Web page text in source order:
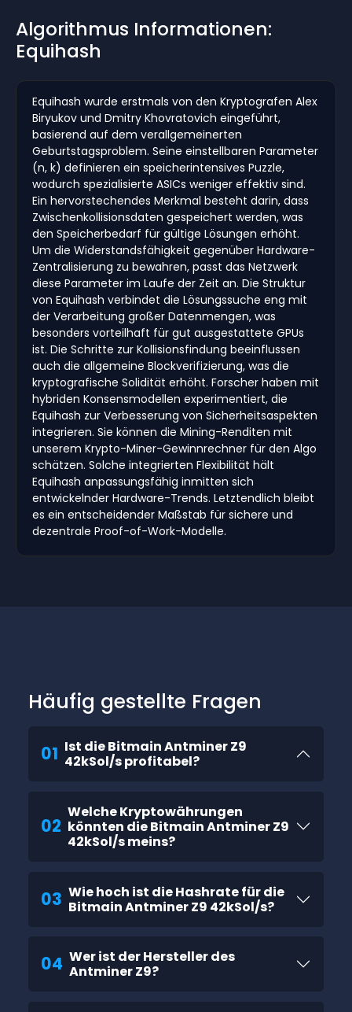
Algorithmus Informationen:
Equihash
Equihash wurde erstmals von den Kryptografen Alex
Biryukov und Dmitry Khovratovich eingeführt,
basierend auf dem verallgemeinerten
Geburtstagsproblem. Seine einstellbaren Parameter
(n, k) definieren ein speicherintensives Puzzle,
wodurch spezialisierte ASICs weniger effektiv sind.
Ein hervorstechendes Merkmal besteht darin, dass
Zwischenkollisionsdaten gespeichert werden, was
den Speicherbedarf für gültige Lösungen erhöht.
Um die Widerstandsfähigkeit gegenüber Hardware-
Zentralisierung zu bewahren, passt das Netzwerk
diese Parameter im Laufe der Zeit an. Die Struktur
von Equihash verbindet die Lösungssuche eng mit
der Verarbeitung großer Datenmengen, was
besonders vorteilhaft für gut ausgestattete GPUs
ist. Die Schritte zur Kollisionsfindung beeinflussen
auch die allgemeine Blockverifizierung, was die
kryptografische Solidität erhöht. Forscher haben mit
hybriden Konsensmodellen experimentiert, die
Equihash zur Verbesserung von Sicherheitsaspekten
integrieren. Sie können die Mining-Renditen mit
unserem Krypto-Miner-Gewinnrechner für den Algo
schätzen. Solche integrierten Flexibilität hält
Equihash anpassungsfähig inmitten sich
entwickelnder Hardware-Trends. Letztendlich bleibt
es ein entscheidender Maßstab für sichere und
dezentrale Proof-of-Work-Modelle.
Häufig gestellte Fragen
01 Ist die Bitmain Antminer Z9
42kSol/s profitabel?
02
Welche Kryptowährungen
könnten die Bitmain Antminer Z9
42kSol/s meins?
03 Wie hoch ist die Hashrate für die
Bitmain Antminer Z9 42kSol/s?
04 Wer ist der Hersteller des
Antminer Z9?